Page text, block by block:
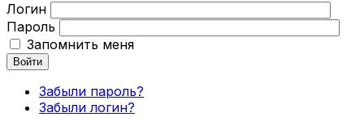
Логин
Пароль
Запомнить меня
Войти
Забыли пароль?
Забыли логин?